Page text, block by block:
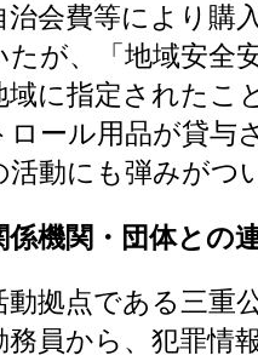
治会費等により購
たが、「地域安全
域に指定されたこ
ロール用品が貸与
活動にも弾みがつ
係機関・団体との
動拠点である三重
務員から、犯罪情